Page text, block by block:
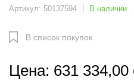
Артикул: 50137594 В наличии
В список покупок
Цена: 631